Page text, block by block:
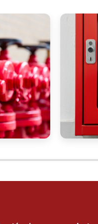
a segurança
online. A
conosco para
com as melhores
encontrar os
Clique no botão
para